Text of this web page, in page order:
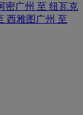
密广州 至 纽瓦克
西雅图 广州 至